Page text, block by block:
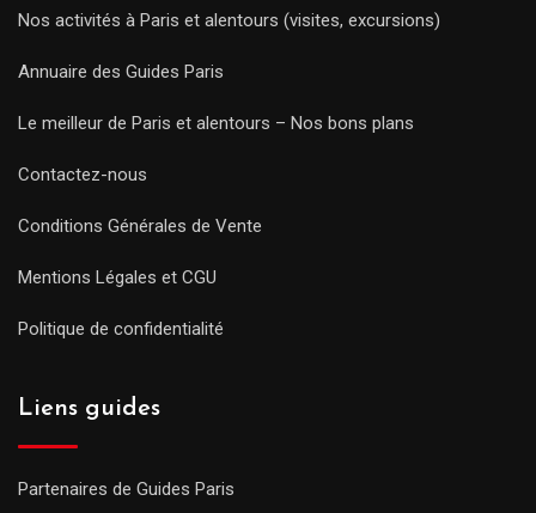
Nos activités à Paris et alentours (visites, excursions)
Annuaire des Guides Paris
Le meilleur de Paris et alentours – Nos bons plans
Contactez-nous
Conditions Générales de Vente
Mentions Légales et CGU
Politique de confidentialité
Liens guides
Partenaires de Guides Paris